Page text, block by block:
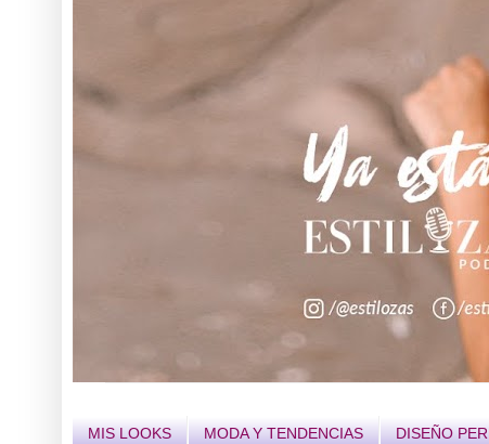
MIS LOOKS MODA Y TENDENCIAS DISEÑO